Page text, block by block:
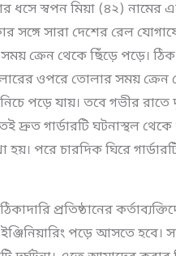
স্বপন মিয়া (৪২) নামের এক
সঙ্গে সারা দেশের রেল
ক্রেন থেকে ছিঁড়ে পড়ে।
ওপরে তোলার সময়
পড়ে যায়। তবে গভীর রাতে
দ্রুত গার্ডারটি ঘটনাস্থল
হয়। পরে চারদিক ঘিরে
প্রতিষ্ঠানের
পড়ে আসতে হবে।